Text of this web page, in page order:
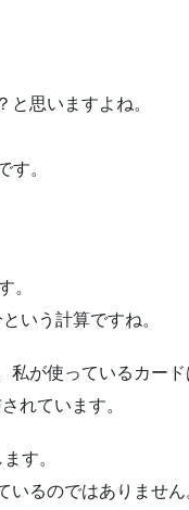
思いますよね。
す。
。
いう計算ですね。
私が使っているカー
れています。
す。
るのではありません